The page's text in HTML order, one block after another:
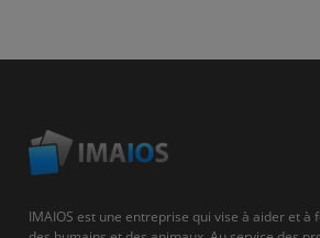
IMAIOS est une entreprise qui vise à aider et à